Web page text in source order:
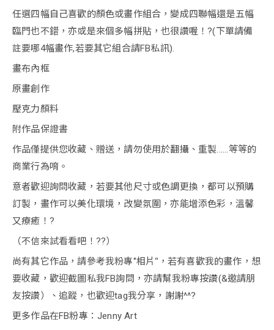
任選四幅自己喜歡的顏色或畫作組合，變成四聯幅還是五幅
臨門也不錯，亦或是來個多幅拼貼，也很讚喔！?(下單請備
註要哪4幅畫作,若要其它組合請FB私訊).
畫布內框
原畫創作
壓克力顏料
附作品保證書
作品僅提供您收藏、贈送，請勿使用於翻攝、重製......等等的
商業行為唷。
意者歡迎詢問收藏，若要其他尺寸或色調更換，都可以預購
訂製，畫作可以美化環境，改變氛圍，亦能增添色彩，溫馨
又療癒！?
（不信來試看看吧！??）
尚有其它作品，請參考我粉專‘’相片‘’，若有喜歡我的畫作，想
要收藏，歡迎截圖私我FB詢問，亦請幫我粉專按讚(&邀請朋
友按讚）、追蹤，也歡迎tag我分享，謝謝^^?
更多作品在FB粉專：Jenny Art